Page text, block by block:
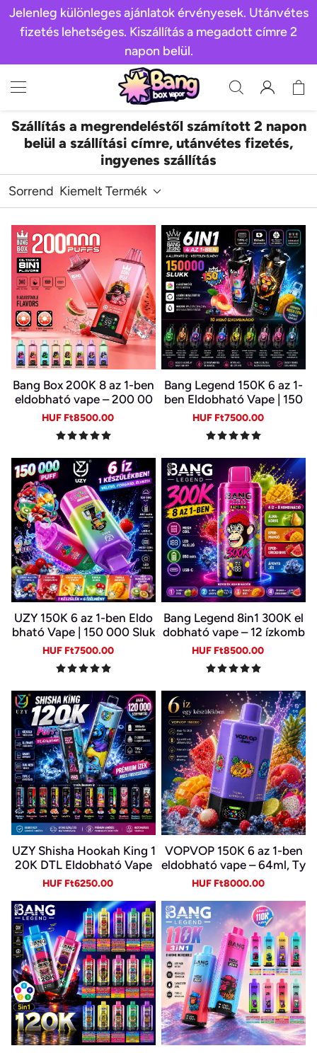
Jelenleg különleges ajánlatok érvényesek. Utánvétes
fizetés lehetséges. Kiszállítás a megadott címre 2
napon belül.
Szállítás a megrendeléstől számított 2 napon
belül a szállítási címre, utánvétes fizetés,
ingyenes szállítás
Sorrend Kiemelt Termék
Bang Box 200K 8 az 1-ben
eldobható vape – 200 00
0 slukk, 10 íz
Sale
HUF Ft8500.00
Bang Legend 150K 6 az 1-
ben Eldobható Vape | 150
000 Slukk | USB-C Újratöl
thető E-cigi | 6 Íz Egy Kész
ülékben
Sale
HUF Ft7500.00
UZY 150K 6 az 1-ben Eldo
bható Vape | 150 000 Sluk
k | 10 Ízkombináció | LED K
ijelző | Type-C Újratölthet
ő E-cigi
Sale
HUF Ft7500.00
Bang Legend 8in1 300K el
dobható vape – 12 ízkomb
ináció
Sale
HUF Ft8500.00
UZY Shisha Hookah King 1
20K DTL Eldobható Vape
– 120 000 Slukk, 64 ml, U
Sale
HUF Ft6250.00
VOPVOP 150K 6 az 1-ben
eldobható vape – 64ml, Ty
pe-C, LED kijelző
Sale
HUF Ft8000.00